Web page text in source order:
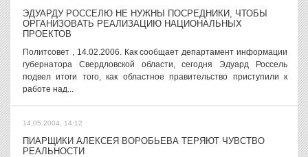
ЭДУАРДУ РОССЕЛЮ НЕ НУЖНЫ ПОСРЕДНИКИ, ЧТОБЫ
ОРГАНИЗОВАТЬ РЕАЛИЗАЦИЮ НАЦИОНАЛЬНЫХ
ПРОЕКТОВ
Политсовет , 14.02.2006. Как сообщает департамент информации
губернатора Свердловской области, сегодня Эдуард Россель
подвел итоги того, как областное правительство приступили к
работе над...
14.05.2004, 14:12
ПИАРЩИКИ АЛЕКСЕЯ ВОРОБЬЕВА ТЕРЯЮТ ЧУВСТВО
РЕАЛЬНОСТИ